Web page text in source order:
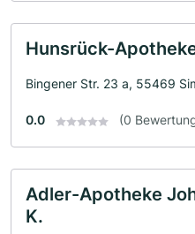
Hunsrück-
Bingener Str. 23 a, 55469
0.0 (0
Adler-Apotheke
K.